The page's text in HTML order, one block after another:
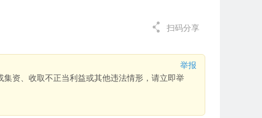
扫码分享
举报
资、收取不正当利益或其他违法情形，请立即举